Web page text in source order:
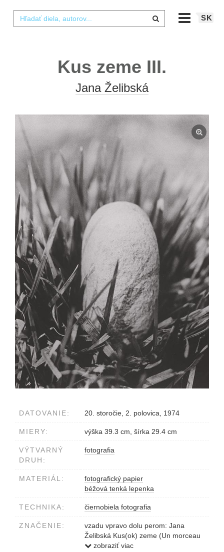
SK
Kus zeme III.
Jana Želibská
DATOVANIE: 20. storočie, 2. polovica, 1974
MIERY: výška 39.3 cm, šírka 29.4 cm
VÝTVARNÝ
DRUH:
fotografia
MATERIÁL:
fotografický papier
béžová tenká lepenka
TECHNIKA: čiernobiela fotografia
ZNAČENIE:
vzadu vpravo dolu perom: Jana
Želibská Kus(ok) zeme (Un morceau
de terre) Nízke Tatry 1974
zobraziť viac